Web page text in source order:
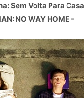
Sem Volta Para Casa
NO WAY HOME -